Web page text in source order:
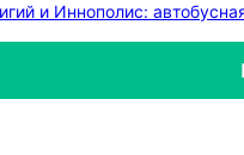
и Иннополис: